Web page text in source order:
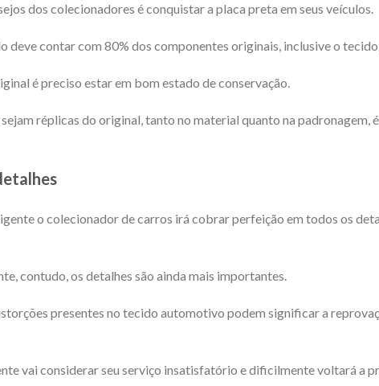
dos colecionadores é conquistar a placa preta em seus veículos.
deve contar com 80% dos componentes originais, inclusive o
é preciso estar em bom estado de conservação.
réplicas do original, tanto no material quanto na padronagem,
o colecionador de carros irá cobrar perfeição em todos os
contudo, os detalhes são ainda mais importantes.
presentes no tecido automotivo podem significar a
vai considerar seu serviço insatisfatório e dificilmente voltará a